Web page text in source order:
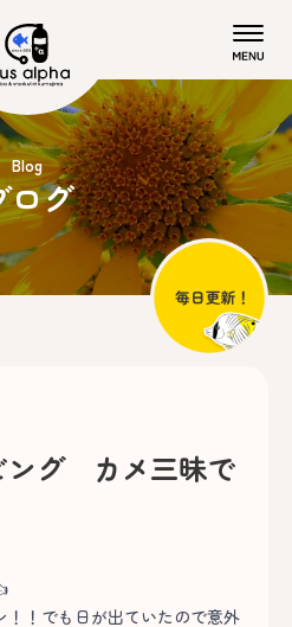
Blog
ログ
グ カメ三昧で
！でも日が出ていたので意外